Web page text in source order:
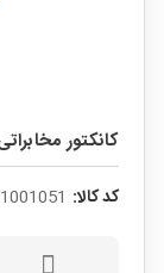
کانکتور مخابراتی 8 پین 2510
کد کالا: